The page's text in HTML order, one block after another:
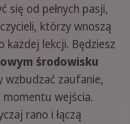
się od pełnych pasji,
którzy wnoszą
każdej lekcji. Będziesz
środowisku
wzbudzać zaufanie,
wejścia.
rano i łączą